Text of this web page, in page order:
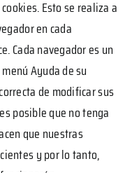
Esto se realiza a
en cada
Cada navegador es un
Ayuda de su
de modificar sus
posible que no tenga
que nuestras
y por lo tanto,